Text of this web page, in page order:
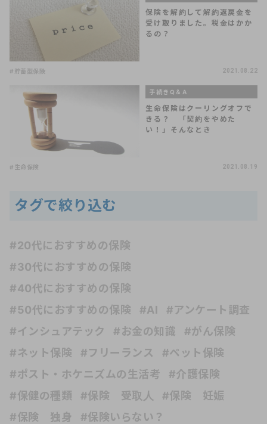
保険を解約して解約返戻金を
受け取りました。税金はかか
るの？
#貯蓄型保険 2021.08.22
手続きQ＆A
生命保険はクーリングオフで
きる？ 「契約をやめた
い！」そんなとき
#生命保険 2021.08.19
タグで絞り込む
#20代におすすめの保険
#30代におすすめの保険
#40代におすすめの保険
#50代におすすめの保険
#AI
#アンケート調査
#インシュアテック
#お金の知識
#がん保険
#ネット保険
#フリーランス
#ペット保険
#ポスト・ホケニズムの生活考
#介護保険
#保健の種類
#保険 受取人
#保険 妊娠
#保険 独身
#保険いらない？